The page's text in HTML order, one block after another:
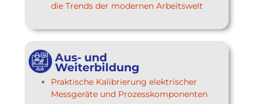
die Trends der modernen Arbeitswelt
Aus- und
Weiterbildung
Praktische Kalibrierung elektrischer
Messgeräte und Prozesskomponenten